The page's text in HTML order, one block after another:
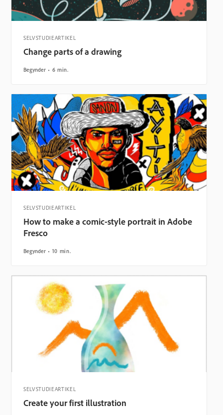
SELVSTUDIEARTIKEL
Change parts of a drawing
Begynder 6 min.
SELVSTUDIEARTIKEL
How to make a comic-style portrait in Adobe
Fresco
Begynder 10 min.
SELVSTUDIEARTIKEL
Create your first illustration